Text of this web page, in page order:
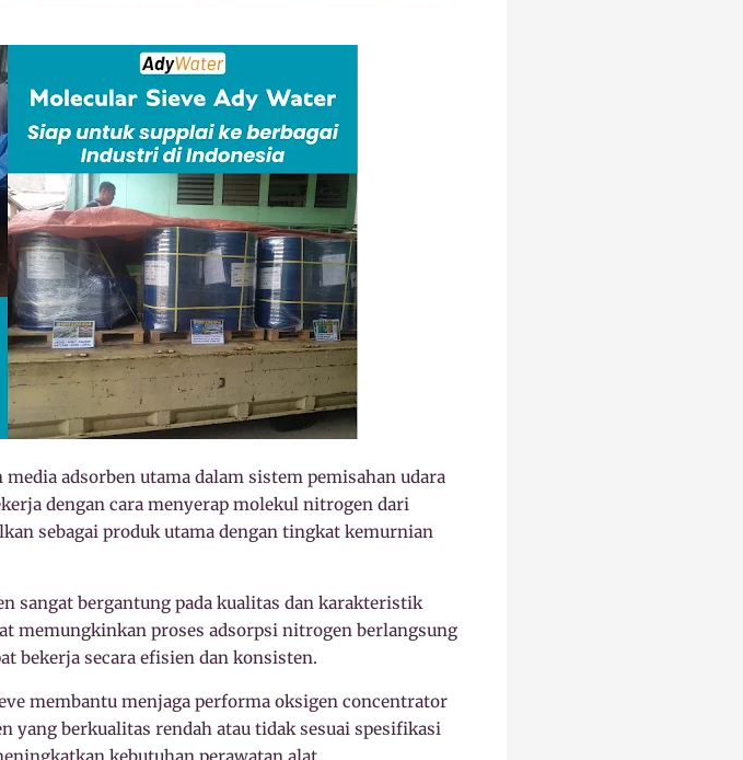
adsorben utama dalam sistem pemisahan udara
dengan cara menyerap molekul nitrogen dari
sebagai produk utama dengan tingkat kemurnian
sangat bergantung pada kualitas dan karakteristik
memungkinkan proses adsorpsi nitrogen berlangsung
bekerja secara efisien dan konsisten.
membantu menjaga performa oksigen concentrator
yang berkualitas rendah atau tidak sesuai spesifikasi